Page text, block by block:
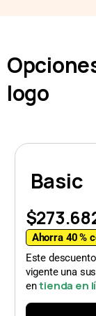
logo
Basic
Ahorra 40 %
Este
vigente una
entienda en